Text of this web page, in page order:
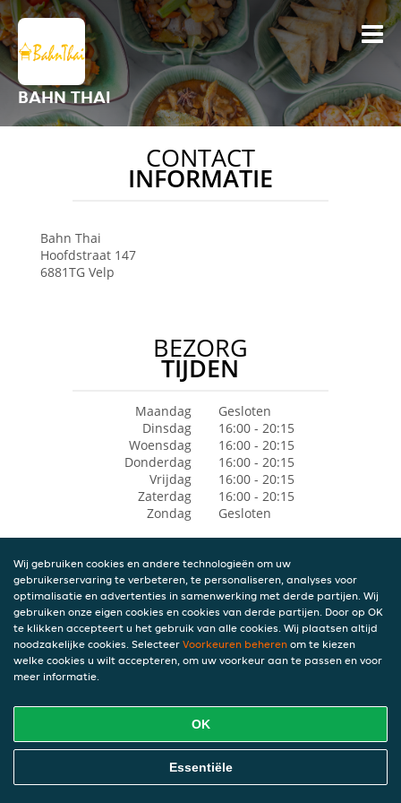
BAHN THAI
CONTACT
INFORMATIE
Bahn Thai
Hoofdstraat 147
6881TG Velp
BEZORG
TIJDEN
Maandag
Gesloten
Dinsdag
16:00 - 20:15
Woensdag
16:00 - 20:15
Donderdag
16:00 - 20:15
Vrijdag
16:00 - 20:15
Zaterdag
16:00 - 20:15
Zondag
Gesloten
Wij gebruiken cookies en andere technologieën om uw
gebruikerservaring te verbeteren, te personaliseren, analyses voor
optimalisatie en advertenties in samenwerking met derde partijen. Wij
gebruiken onze eigen cookies en cookies van derde partijen. Door op OK
te klikken accepteert u het gebruik van alle cookies. Wij plaatsen altijd
noodzakelijke cookies. Selecteer Voorkeuren beheren om te kiezen
welke cookies u wilt accepteren, om uw voorkeur aan te passen en voor
meer informatie.
OK
Essentiële